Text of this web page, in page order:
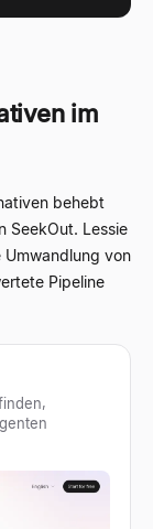
im
behebt
SeekOut. Lessie
von
Pipeline